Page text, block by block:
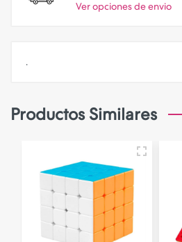
Ver opciones de envio
.
Productos Similares